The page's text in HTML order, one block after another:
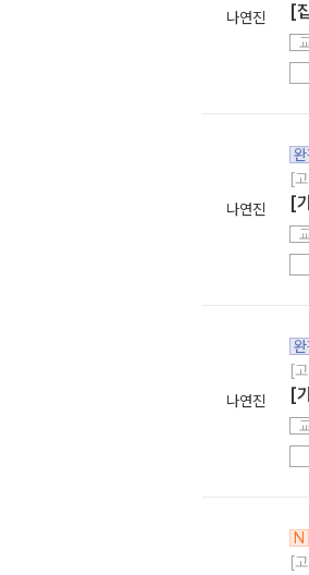
나연진 [
나연진
[
[
나연진
[
[
N
[